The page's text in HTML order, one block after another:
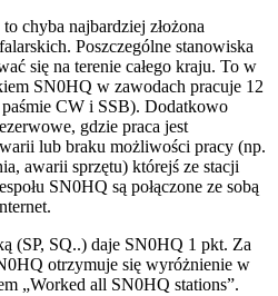
chyba najbardziej złożona
Poszczególne stanowiska
się na terenie całego kraju. To w
SN0HQ w zawodach pracuje 12
paśmie CW i SSB). Dodatkowo
gdzie praca jest
lub braku możliwości pracy (np.
awarii sprzętu) którejś ze stacji
SN0HQ są połączone ze sobą
(SP, SQ..) daje SN0HQ 1 pkt. Za
otrzymuje się wyróżnienie w
„Worked all SN0HQ stations”.